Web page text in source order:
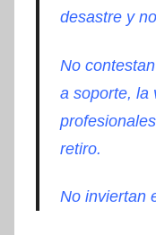
desastre y
No
a soporte, la
retiro.
No inviertan